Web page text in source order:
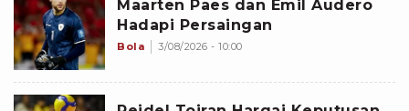
Maarten Paes dan Emil Audero
Hadapi Persaingan
Bola 3/08/2026 - 10:00